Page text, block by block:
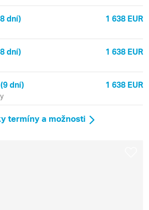
dní) 1 638 EUR
dní) 1 638 EUR
dní) 1 638 EUR
termíny a možnosti